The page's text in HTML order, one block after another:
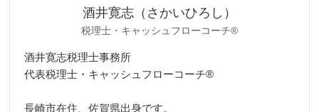
酒井寛志（さかいひろし）
税理士・キャッシュフローコーチ®
酒井寛志税理士事務所
代表税理士・キャッシュフローコーチ®
長崎市在住、佐賀県出身です。